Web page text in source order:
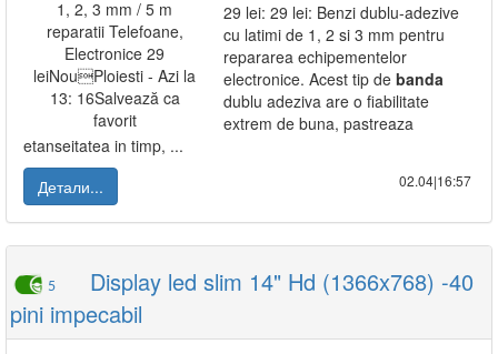
29 lei: 29 lei: Benzi dublu-adezive
cu latimi de 1, 2 si 3 mm pentru
repararea echipementelor
electronice. Acest tip de banda
dublu adeziva are o fiabilitate
extrem de buna, pastreaza
etanseitatea in timp, ...
Детали...
02.04|16:57
5
Display led slim 14" Hd (1366x768) -40
pini impecabil